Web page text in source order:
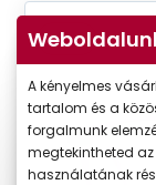
-50%
A kényelmes
tartalom és a
forgalmunk
megtekintheted
használatának